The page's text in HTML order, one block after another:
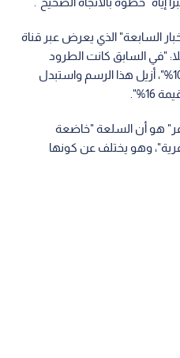
السابعة" الذي يعرض عبر قناة
"في السابق كانت الطرود
تخضع لرسم جمركي موحد بقيمة 10%"، أزيل هذا الرسم واستبدل
هو أن السلعة "خاضعة
وهو يختلف عن كونها